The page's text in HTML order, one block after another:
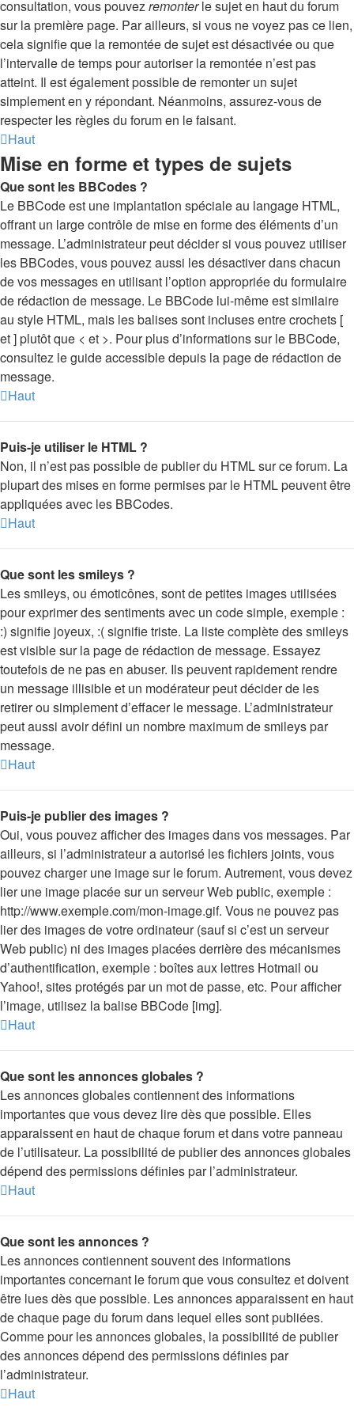
consultation, vous pouvezremonterle sujet en haut du forum
sur la première page. Par ailleurs, si vous ne voyez pas ce lien,
cela signifie que la remontée de sujet est désactivée ou que
l’intervalle de temps pour autoriser la remontée n’est pas
atteint. Il est également possible de remonter un sujet
simplement en y répondant. Néanmoins, assurez-vous de
respecter les règles du forum en le faisant.
Haut
Mise en forme et types de sujets
Que sont les BBCodes ?
Le BBCode est une implantation spéciale au langage HTML,
offrant un large contrôle de mise en forme des éléments d’un
message. L’administrateur peut décider si vous pouvez utiliser
les BBCodes, vous pouvez aussi les désactiver dans chacun
de vos messages en utilisant l’option appropriée du formulaire
de rédaction de message. Le BBCode lui-même est similaire
au style HTML, mais les balises sont incluses entre crochets [
et ] plutôt que < et >. Pour plus d’informations sur le BBCode,
consultez le guide accessible depuis la page de rédaction de
message.
Haut
Puis-je utiliser le HTML ?
Non, il n’est pas possible de publier du HTML sur ce forum. La
plupart des mises en forme permises par le HTML peuvent être
appliquées avec les BBCodes.
Haut
Que sont les smileys ?
Les smileys, ou émoticônes, sont de petites images utilisées
pour exprimer des sentiments avec un code simple, exemple :
:) signifie joyeux, :( signifie triste. La liste complète des smileys
est visible sur la page de rédaction de message. Essayez
toutefois de ne pas en abuser. Ils peuvent rapidement rendre
un message illisible et un modérateur peut décider de les
retirer ou simplement d’effacer le message. L’administrateur
peut aussi avoir défini un nombre maximum de smileys par
message.
Haut
Puis-je publier des images ?
Oui, vous pouvez afficher des images dans vos messages. Par
ailleurs, si l’administrateur a autorisé les fichiers joints, vous
pouvez charger une image sur le forum. Autrement, vous devez
lier une image placée sur un serveur Web public, exemple :
http://www.exemple.com/mon-image.gif. Vous ne pouvez pas
lier des images de votre ordinateur (sauf si c’est un serveur
Web public) ni des images placées derrière des mécanismes
d’authentification, exemple : boîtes aux lettres Hotmail ou
Yahoo!, sites protégés par un mot de passe, etc. Pour afficher
l’image, utilisez la balise BBCode [img].
Haut
Que sont les annonces globales ?
Les annonces globales contiennent des informations
importantes que vous devez lire dès que possible. Elles
apparaissent en haut de chaque forum et dans votre panneau
de l’utilisateur. La possibilité de publier des annonces globales
dépend des permissions définies par l’administrateur.
Haut
Que sont les annonces ?
Les annonces contiennent souvent des informations
importantes concernant le forum que vous consultez et doivent
être lues dès que possible. Les annonces apparaissent en haut
de chaque page du forum dans lequel elles sont publiées.
Comme pour les annonces globales, la possibilité de publier
des annonces dépend des permissions définies par
l’administrateur.
Haut